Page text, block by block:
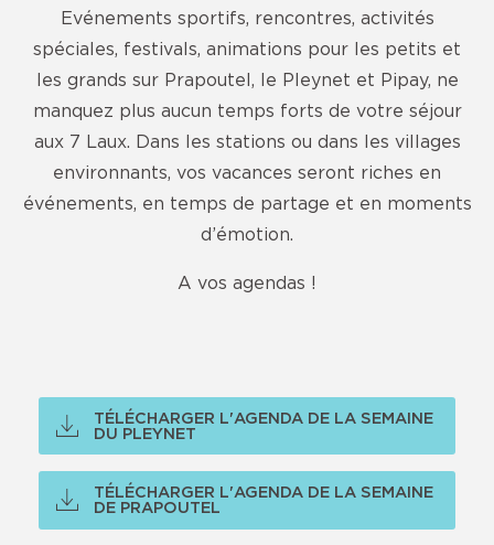
Evénements sportifs, rencontres, activités
spéciales, festivals, animations pour les petits et
les grands sur Prapoutel, le Pleynet et Pipay, ne
manquez plus aucun temps forts de votre séjour
aux 7 Laux. Dans les stations ou dans les villages
environnants, vos vacances seront riches en
événements, en temps de partage et en moments
d’émotion.
A vos agendas !
TÉLÉCHARGER L'AGENDA DE LA SEMAINE
DU PLEYNET
TÉLÉCHARGER L'AGENDA DE LA SEMAINE
DE PRAPOUTEL